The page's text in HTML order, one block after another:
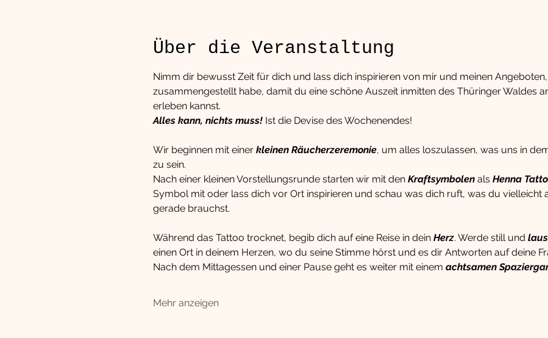
Über die Veranstaltung
Nimm dir bewusst Zeit für dich und lass dich inspirieren von mir und meinen
zusammengestellt habe, damit du eine schöne Auszeit inmitten des Thüringer Waldes
erleben kannst.
Alles kann, nichts muss! Ist die Devise des Wochenendes!
Wir beginnen mit einer kleinen Räucherzeremonie, um alles loszulassen, was uns in
zu sein.
Nach einer kleinen Vorstellungsrunde starten wir mit den Kraftsymbolen als Henna
Symbol mit oder lass dich vor Ort inspirieren und schau was dich ruft, was du vielleicht
gerade brauchst.
Während das Tattoo trocknet, begib dich auf eine Reise in dein Herz. Werde still und
einen Ort in deinem Herzen, wo du seine Stimme hörst und es dir Antworten auf deine
Nach dem Mittagessen und einer Pause geht es weiter mit einem achtsamen
Mehr anzeigen